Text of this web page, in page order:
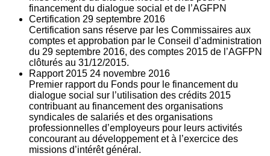
financement du dialogue social et de l’AGFPN
Certification 29 septembre 2016
Certification sans réserve par les Commissaires aux
comptes et approbation par le Conseil d’administration
du 29 septembre 2016, des comptes 2015 de l’AGFPN
clôturés au 31/12/2015.
Rapport 2015 24 novembre 2016
Premier rapport du Fonds pour le financement du
dialogue social sur l’utilisation des crédits 2015
contribuant au financement des organisations
syndicales de salariés et des organisations
professionnelles d’employeurs pour leurs activités
concourant au développement et à l’exercice des
missions d’intérêt général.